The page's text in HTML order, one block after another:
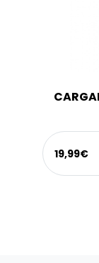
19,99€